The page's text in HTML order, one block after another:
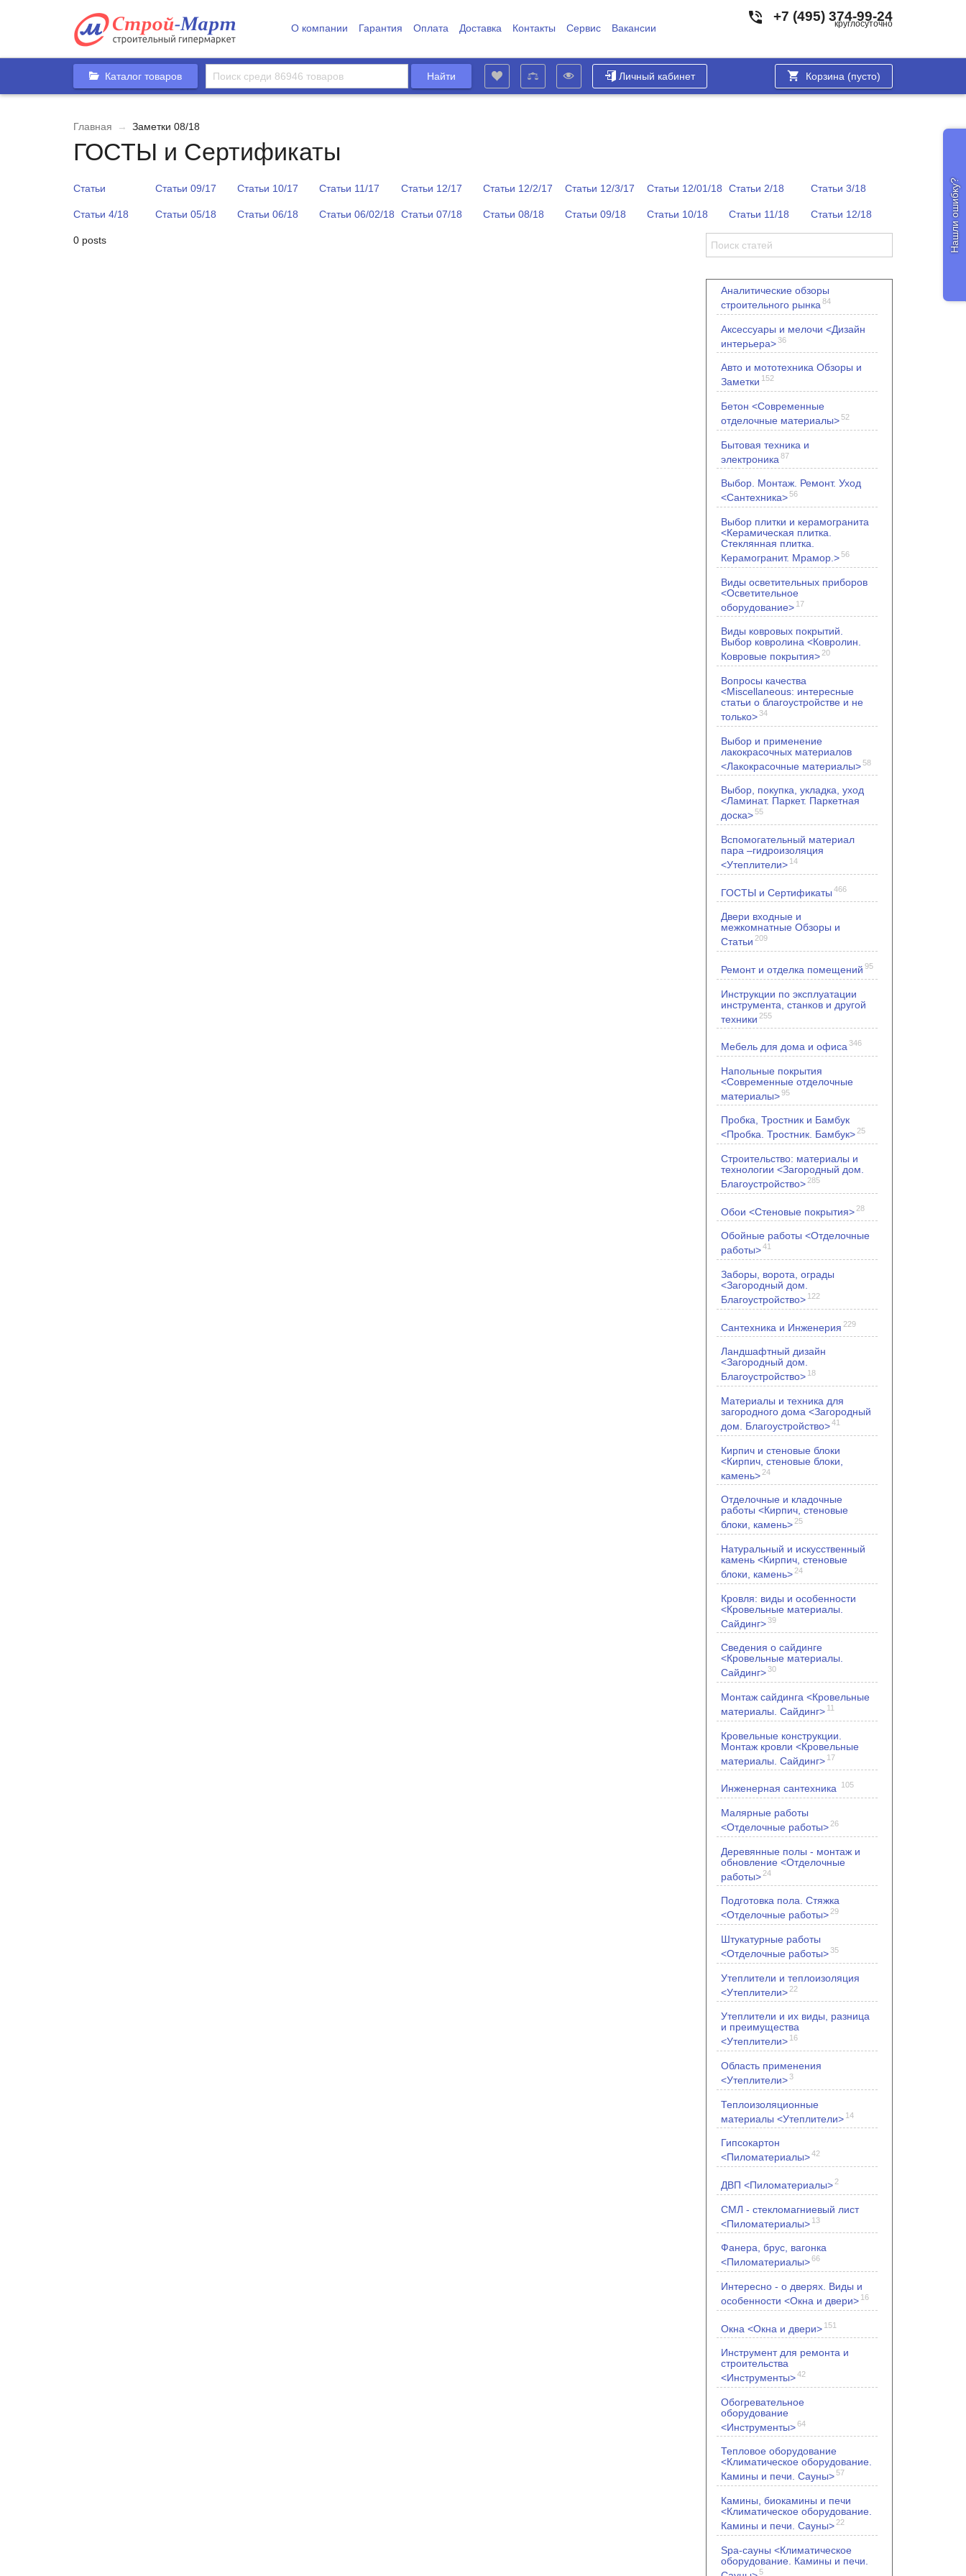
О компании Гарантия Оплата Доставка Контакты Сервис Вакансии
+7 (495) 374-99-24
круглосуточно
Каталог товаров Личный кабинет Корзина (пусто)
Главная → Заметки 08/18
ГОСТЫ и Сертификаты
Статьи Статьи 09/17 Статьи 10/17 Статьи 11/17 Статьи 12/17 Статьи 12/2/17 Статьи 12/3/17 Статьи 12/01/18 Статьи 2/18 Статьи 3/18
Статьи 4/18 Статьи 05/18 Статьи 06/18 Статьи 06/02/18 Статьи 07/18 Статьи 08/18 Статьи 09/18 Статьи 10/18 Статьи 11/18 Статьи 12/18
0 posts
Аналитические обзоры
строительного рынка 84
Аксессуары и мелочи <Дизайн
интерьера>36
Авто и мототехника Обзоры и
Заметки 152
Бетон <Современные
отделочные материалы>52
Бытовая техника и
электроника 87
Выбор. Монтаж. Ремонт. Уход
<Сантехника>56
Выбор плитки и керамогранита
<Керамическая плитка.
Стеклянная плитка.
Керамогранит. Мрамор.>56
Виды осветительных приборов
<Осветительное
оборудование> 17
Виды ковровых покрытий.
Выбор ковролина <Ковролин.
Ковровые покрытия> 20
Вопросы качества
<Miscellaneous: интересные
статьи о благоустройстве и не
только>34
Выбор и применение
лакокрасочных материалов
<Лакокрасочные материалы>58
Выбор, покупка, укладка, уход
<Ламинат. Паркет. Паркетная
доска>55
Вспомогательный материал
пара –гидроизоляция
<Утеплители> 14
ГОСТЫ и Сертификаты 466
Двери входные и
межкомнатные Обзоры и
Статьи 209
Ремонт и отделка помещений 95
Инструкции по эксплуатации
инструмента, станков и другой
техники 255
Мебель для дома и офиса 346
Напольные покрытия
<Современные отделочные
материалы>95
Пробка, Тростник и Бамбук
<Пробка. Тростник. Бамбук>25
Строительство: материалы и
технологии <Загородный дом.
Благоустройство> 285
Обои <Стеновые покрытия> 28
Обойные работы <Отделочные
работы>41
Заборы, ворота, ограды
<Загородный дом.
Благоустройство> 122
Сантехника и Инженерия 229
Ландшафтный дизайн
<Загородный дом.
Благоустройство> 18
Материалы и техника для
загородного дома <Загородный
дом. Благоустройство>41
Кирпич и стеновые блоки
<Кирпич, стеновые блоки,
камень> 24
Отделочные и кладочные
работы <Кирпич, стеновые
блоки, камень> 25
Натуральный и искусственный
камень <Кирпич, стеновые
блоки, камень> 24
Кровля: виды и особенности
<Кровельные материалы.
Сайдинг>39
Сведения о сайдинге
<Кровельные материалы.
Сайдинг>30
Монтаж сайдинга <Кровельные
материалы. Сайдинг> 11
Кровельные конструкции.
Монтаж кровли <Кровельные
материалы. Сайдинг> 17
Инженерная сантехника 105
Малярные работы
<Отделочные работы> 26
Деревянные полы - монтаж и
обновление <Отделочные
работы> 24
Подготовка пола. Стяжка
<Отделочные работы> 29
Штукатурные работы
<Отделочные работы>35
Утеплители и теплоизоляция
<Утеплители> 22
Утеплители и их виды, разница
и преимущества
<Утеплители> 16
Область применения
<Утеплители>3
Теплоизоляционные
материалы <Утеплители> 14
Гипсокартон
<Пиломатериалы>42
ДВП <Пиломатериалы> 2
СМЛ - стекломагниевый лист
<Пиломатериалы> 13
Фанера, брус, вагонка
<Пиломатериалы>66
Интересно - о дверях. Виды и
особенности <Окна и двери> 16
Окна <Окна и двери> 151
Инструмент для ремонта и
строительства
<Инструменты>42
Обогревательное
оборудование
<Инструменты>64
Тепловое оборудование
<Климатическое оборудование.
Камины и печи. Сауны>57
Камины, биокамины и печи
<Климатическое оборудование.
Камины и печи. Сауны> 22
Spa-сауны <Климатическое
оборудование. Камины и печи.
5
Нашли ошибку?